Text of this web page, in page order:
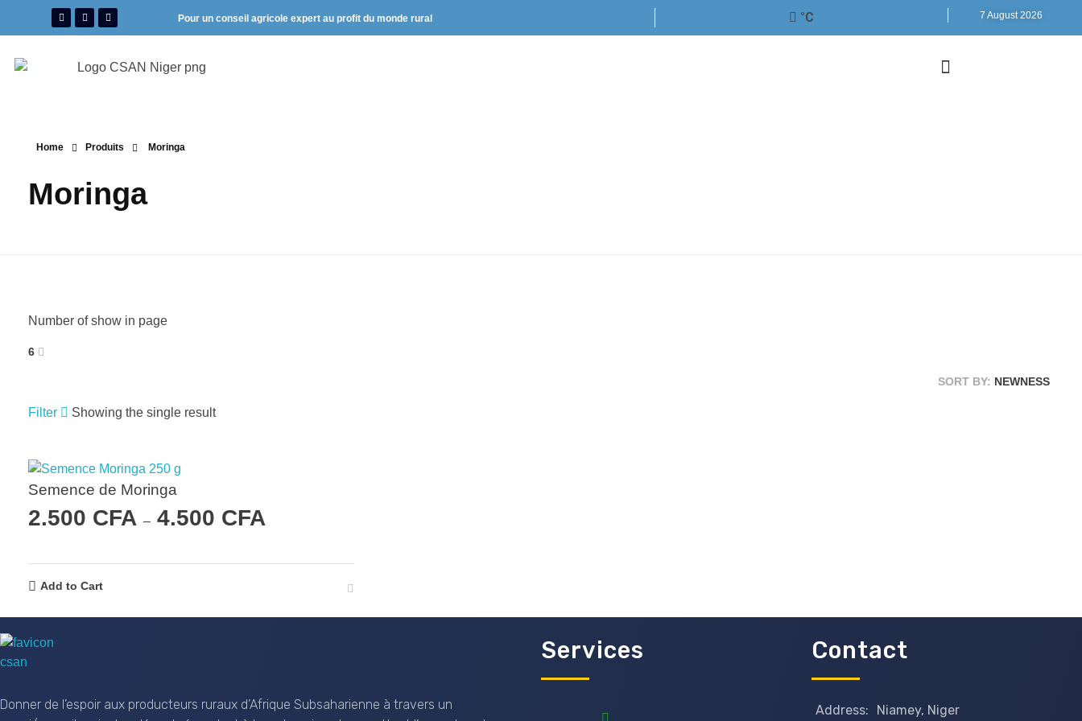
Pour un conseil agricole expert au profit du monde rural °C 7 August 2026
Home Produits Moringa
Moringa
Number of show in page
6
SORT BY: NEWNESS
Filter Showing the single result
RECHERCHER UN PRODUIT
RECHERCHE
Semence de Moringa
2.500 CFA – 4.500 CFA
Add to Cart
Donner de l’espoir aux producteurs ruraux d’Afrique Subsaharienne à travers un
Services Contact
Address: Niamey, Niger